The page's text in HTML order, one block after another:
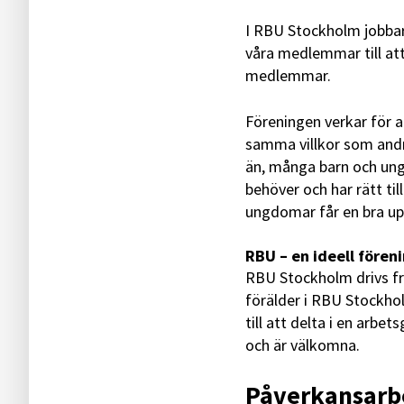
I RBU Stockholm
våra medlemmar till
medlemmar.
Föreningen verkar för
samma villkor som
än, många barn och
behöver och har rätt
ungdomar får en bra
RBU – en ideell
RBU Stockholm drivs
förälder i RBU
till att delta i en
och är välkomna.